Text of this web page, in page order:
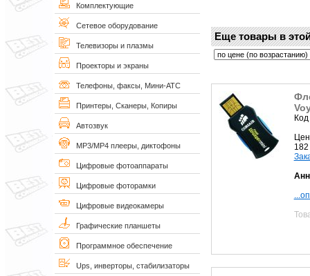
Комплектующие
Сетевое оборудование
Телевизоры и плазмы
Проекторы и экраны
Телефоны, факсы, Мини-АТС
Принтеры, Сканеры, Копиры
Автозвук
MP3/MP4 плееры, диктофоны
Цифровые фотоаппараты
Цифровые фоторамки
Цифровые видеокамеры
Графические планшеты
Программное обеспечение
Ups, инверторы, стабилизаторы
Еще товары в